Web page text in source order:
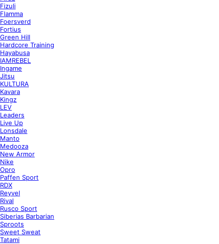
Fizuli
Flamma
Foersverd
Fortius
Green Hill
Hardcore Training
Hayabusa
IAMREBEL
Ingame
Jitsu
KULTURA
Kavara
Kingz
LEV
Leaders
Live Up
Lonsdale
Manto
Medooza
New Armor
Nike
Opro
Paffen Sport
RDX
Reyvel
Rival
Rusco Sport
Siberias Barbarian
Sproots
Sweet Sweat
Tatami